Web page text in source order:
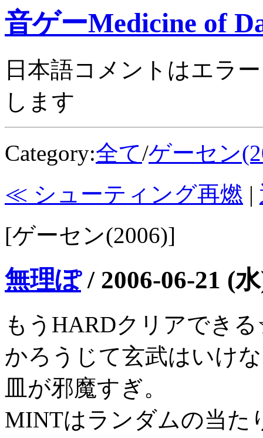
音ゲーMedicine of
日本語コメントはエラ
します
Category:全て/ゲーセン
≪ シューティング再燃 |
[ゲーセン(2006)]
無理ぽ/ 2006-06-21 (
もうHARDクリアでき
かろうじて玄武はいけ
皿が邪魔すぎ。
MINTはランダムの当た